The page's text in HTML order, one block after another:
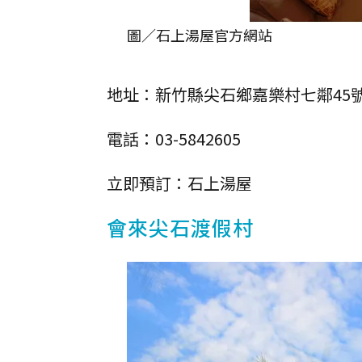
圖／石上湯屋官方網站
地址：新竹縣尖石鄉嘉樂村七鄰45
電話：03-5842605
立即預訂：石上湯屋
會來尖石渡假村